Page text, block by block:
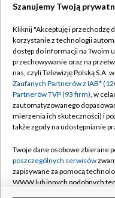
Abonament TVP
Emisja w TVP
Centrum informacji
Naziemna Telewizja
Rada Programowa
System NOS
Szanujemy Twoją
Kliknij "Akceptuję i przechodzę
korzystanie z technologii
dostęp do informacji na Twoim
przechowywanie oraz na
nas, czyli Telewizję Polską S.A.
Zaufanych Partnerów z IAB*
Partnerów TVP (93 firm), w
zautomatyzowanego
mierzenia ich skuteczności) i
także zgody na udostępnianie
Twoje dane osobowe zbierane
poszczególnych serwisów
zapisywane za pomocą
WWW lub innych podobnych